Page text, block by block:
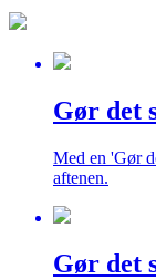
Gør det
Med en 'Gør
aftenen.
Gør det